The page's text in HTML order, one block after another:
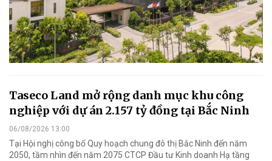
Taseco Land mở rộng danh mục khu công
nghiệp với dự án 2.157 tỷ đồng tại Bắc Ninh
06/08/2026 13:00
Tại Hội nghị công bố Quy hoạch chung đô thị Bắc Ninh đến năm
2050, tầm nhìn đến năm 2075 CTCP Đầu tư Kinh doanh Hạ tầng